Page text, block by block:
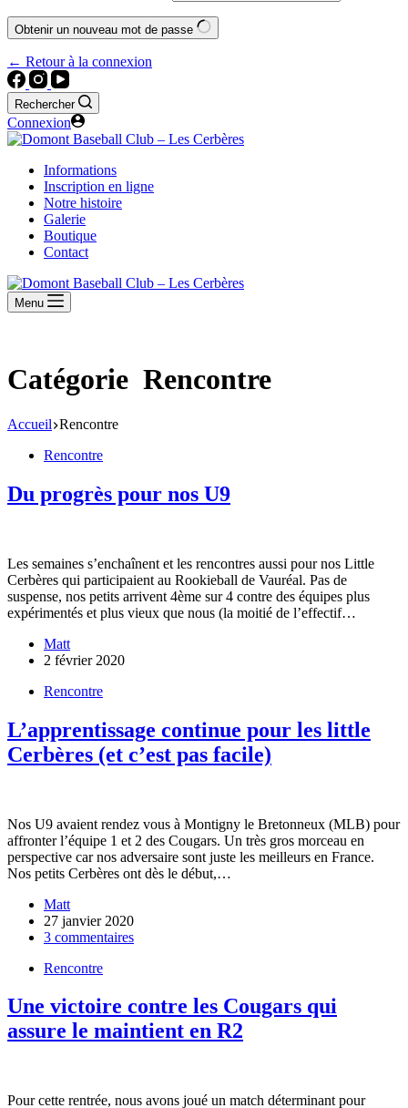
Obtenir un nouveau mot de passe
← Retour à la connexion
Rechercher
Connexion
Informations
Inscription en ligne
Notre histoire
Galerie
Boutique
Contact
Menu
Catégorie Rencontre
Accueil Rencontre
Rencontre
Du progrès pour nos U9
Les semaines s’enchaînent et les rencontres aussi pour nos Little
Cerbères qui participaient au Rookieball de Vauréal. Pas de
suspense, nos petits arrivent 4ème sur 4 contre des équipes plus
expérimentés et plus vieux que nous (la moitié de l’effectif…
Matt
2 février 2020
Rencontre
L’apprentissage continue pour les little
Cerbères (et c’est pas facile)
Nos U9 avaient rendez vous à Montigny le Bretonneux (MLB) pour
affronter l’équipe 1 et 2 des Cougars. Un très gros morceau en
perspective car nos adversaire sont juste les meilleurs en France.
Nos petits Cerbères ont dès le début,…
Matt
27 janvier 2020
3 commentaires
Rencontre
Une victoire contre les Cougars qui
assure le maintient en R2
Pour cette rentrée, nous avons joué un match déterminant pour